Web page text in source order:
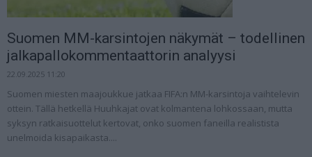
Suomen MM-karsintojen näkymät – todellinen
jalkapallokommentaattorin analyysi
22.09.2025 11:20
Suomen miesten maajoukkue jatkaa FIFA:n MM-karsintoja vaihtelevin
ottein. Tällä hetkellä Huuhkajat ovat kolmantena lohkossaan, mutta
syksyn ratkaisuottelut kertovat, onko suomen faneilla realistista
unelmoida kisapaikasta....